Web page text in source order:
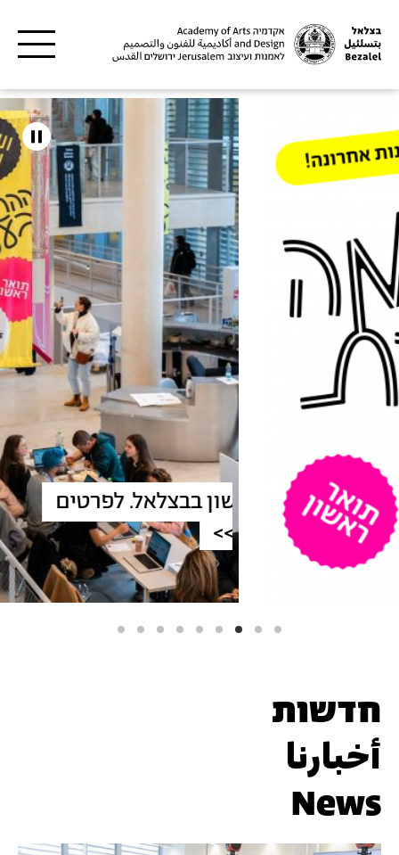
אקדמיה
לאמנות
ועיצוב
ירושלים
תואר ראשון בבצלאל. לפרטים
והרשמה >>
אתר עבודות בוגרי/ות
חדשות
أخبارنا
News